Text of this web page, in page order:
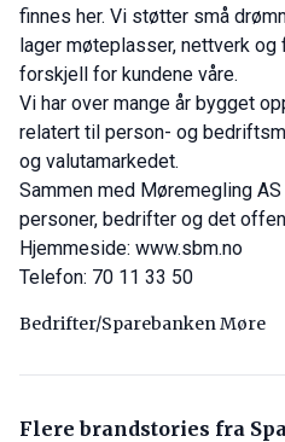
finnes her. Vi støtter små
lager møteplasser, nettverk
forskjell for kundene våre.
Vi har over mange år bygget
relatert til person- og
og valutamarkedet.
Sammen med Møremegling
personer, bedrifter og det
Hjemmeside: www.sbm.no
Telefon: 70 11 33 50
Bedrifter/Sparebanken Møre
Flere brandstories fra